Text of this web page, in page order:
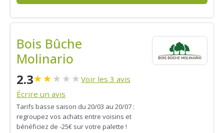
Bois Bûche
Molinario
2.3★★★ ★ ★ Voir les 3 avis
Écrire un avis
Tarifs basse saison du 20/03 au 20/07 :
regroupez vos achats entre voisins et
bénéficiez de -25€ sur votre palette !